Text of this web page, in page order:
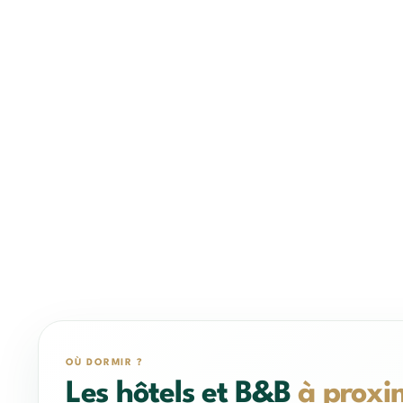
OÙ DORMIR ?
Les hôtels et B&Bà